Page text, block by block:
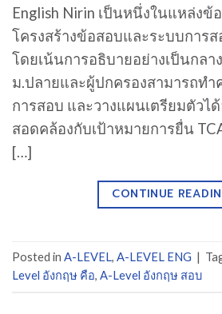
English Nirin เป็นหนึ่งในแหล่งข้
โครงสร้างข้อสอบและระบบการส
โดยเน้นการอธิบายอย่างเป็นกลา
ม.ปลายและผู้ปกครองสามารถทำ
การสอบ และวางแผนเตรียมตัวไ
สอดคล้องกับเป้าหมายการยื่น
[…]
CONTINUE
Posted in A-LEVEL, A-LEVEL ENG |
Level อังกฤษ คือ, A-Level อังกฤษ สอบ